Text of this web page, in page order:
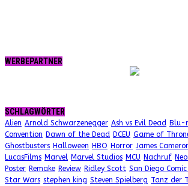
WERBEPARTNER
SCHLAGWÖRTER
Alien Arnold Schwarzenegger Ash vs Evil Dead Blu-
Convention Dawn of the Dead DCEU Game of
Ghostbusters Halloween HBO Horror James
LucasFilms Marvel Marvel Studios MCU Nachruf
Poster Remake Review Ridley Scott San Diego Comic
Star Wars stephen king Steven Spielberg Tanz der